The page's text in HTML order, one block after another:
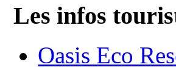
Les infos
Oasis Eco